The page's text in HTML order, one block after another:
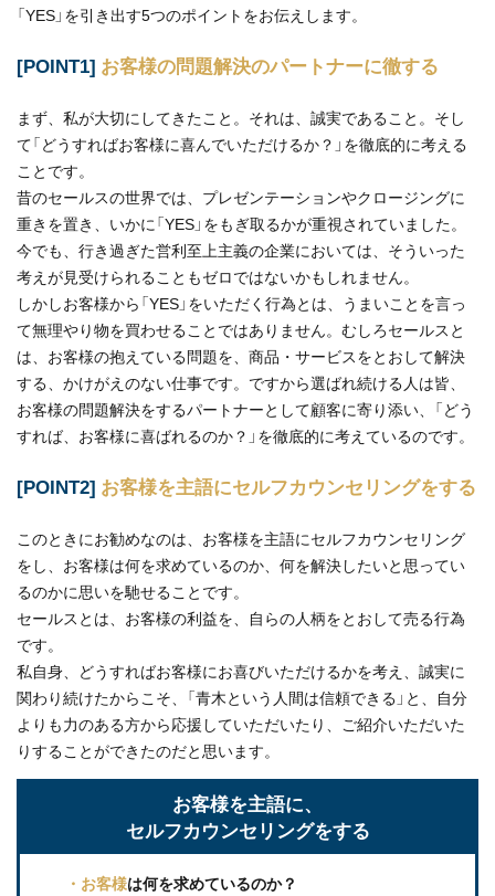
「YES」を引き出す5つのポイントをお伝えします。
[POINT1] お客様の問題解決のパートナーに徹する
まず、私が大切にしてきたこと。それは、誠実であること。そし
て「どうすればお客様に喜んでいただけるか？」を徹底的に考える
ことです。
昔のセールスの世界では、プレゼンテーションやクロージングに
重きを置き、いかに「YES」をもぎ取るかが重視されていました。
今でも、行き過ぎた営利至上主義の企業においては、そういった
考えが見受けられることもゼロではないかもしれません。
しかしお客様から「YES」をいただく行為とは、うまいことを言っ
て無理やり物を買わせることではありません。むしろセールスと
は、お客様の抱えている問題を、商品・サービスをとおして解決
する、かけがえのない仕事です。ですから選ばれ続ける人は皆、
お客様の問題解決をするパートナーとして顧客に寄り添い、「どう
すれば、お客様に喜ばれるのか？」を徹底的に考えているのです。
[POINT2] お客様を主語にセルフカウンセリングをする
このときにお勧めなのは、お客様を主語にセルフカウンセリング
をし、お客様は何を求めているのか、何を解決したいと思ってい
るのかに思いを馳せることです。
セールスとは、お客様の利益を、自らの人柄をとおして売る行為
です。
私自身、どうすればお客様にお喜びいただけるかを考え、誠実に
関わり続けたからこそ、「青木という人間は信頼できる」と、自分
よりも力のある方から応援していただいたり、ご紹介いただいた
りすることができたのだと思います。
お客様を主語に、
セルフカウンセリングをする
・お客様は何を求めているのか？